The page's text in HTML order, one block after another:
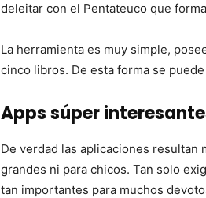
deleitar con el Pentateuco que
La herramienta es muy simple,
cinco libros. De esta forma se
Apps súper
De verdad las aplicaciones resultan
grandes ni para chicos. Tan solo
tan importantes para muchos